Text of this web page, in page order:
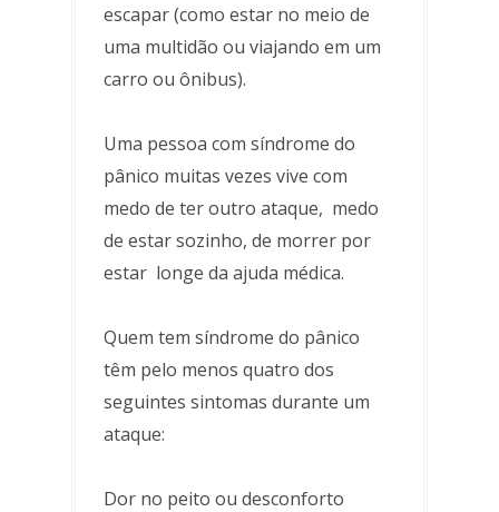
escapar (como estar no meio de
uma multidão ou viajando em um
carro ou ônibus).
Uma pessoa com síndrome do
pânico muitas vezes vive com
medo de ter outro ataque, medo
de estar sozinho, de morrer por
estar longe da ajuda médica.
Quem tem síndrome do pânico
têm pelo menos quatro dos
seguintes sintomas durante um
ataque:
Dor no peito ou desconforto